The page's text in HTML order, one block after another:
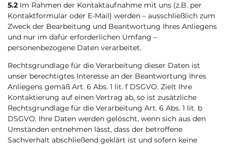
5.2 Im Rahmen der Kontaktaufnahme mit uns (z.B. per
Kontaktformular oder E-Mail) werden – ausschließlich zum
Zweck der Bearbeitung und Beantwortung Ihres Anliegens
und nur im dafür erforderlichen Umfang –
personenbezogene Daten verarbeitet.
Rechtsgrundlage für die Verarbeitung dieser Daten ist
unser berechtigtes Interesse an der Beantwortung Ihres
Anliegens gemäß Art. 6 Abs. 1 lit. f DSGVO. Zielt Ihre
Kontaktierung auf einen Vertrag ab, so ist zusätzliche
Rechtsgrundlage für die Verarbeitung Art. 6 Abs. 1 lit. b
DSGVO. Ihre Daten werden gelöscht, wenn sich aus den
Umständen entnehmen lässt, dass der betroffene
Sachverhalt abschließend geklärt ist und sofern keine